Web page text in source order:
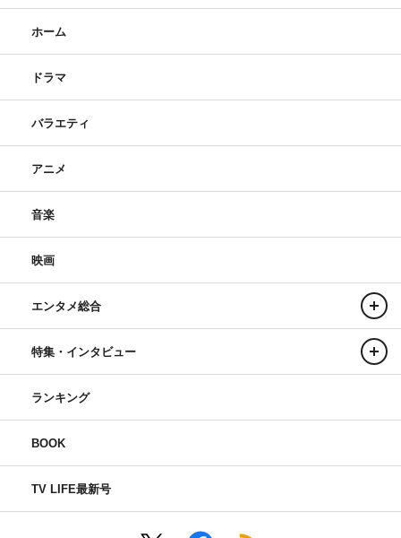
ホーム
ドラマ
バラエティ
アニメ
音楽
映画
エンタメ総合
特集・インタビュー
ランキング
BOOK
TV LIFE最新号